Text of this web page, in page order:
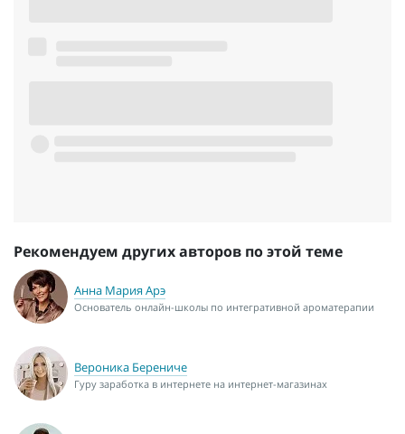
Рекомендуем других авторов по этой теме
Анна Мария Арэ
Основатель онлайн-школы по интегративной ароматерапии
Вероника Берениче
Гуру заработка в интернете на интернет-магазинах